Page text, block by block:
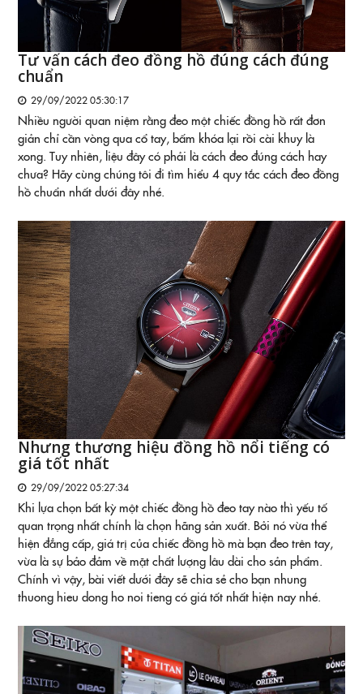
Tư vấn cách đeo đồng hồ đúng cách đúng
chuẩn
29/09/2022 05:30:17
Nhiều người quan niệm rằng đeo một chiếc đồng hồ rất đơn
giản chỉ cần vòng qua cổ tay, bấm khóa lại rồi cài khuy là
xong. Tuy nhiên, liệu đây có phải là cách đeo đúng cách hay
chưa? Hãy cùng chúng tôi đi tìm hiểu 4 quy tắc cách đeo đồng
hồ chuẩn nhất dưới đây nhé.
Nhưng thương hiệu đồng hồ nổi tiếng có
giá tốt nhất
29/09/2022 05:27:34
Khi lựa chọn bất kỳ một chiếc đồng hồ đeo tay nào thì yếu tố
quan trọng nhất chính là chọn hãng sản xuất. Bởi nó vừa thể
hiện đẳng cấp, giá trị của chiếc đồng hồ mà bạn đeo trên tay,
vừa là sự bảo đảm về mặt chất lượng lâu dài cho sản phẩm.
Chính vì vậy, bài viết dưới đây sẽ chia sẻ cho bạn nhung
thuong hieu dong ho noi tieng có giá tốt nhất hiện nay nhé.